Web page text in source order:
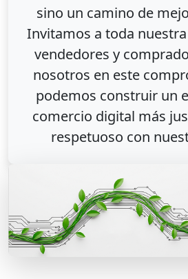
sino un camino de
Invitamos a toda
vendedores y
nosotros en este
podemos construir un
comercio digital más
respetuoso con